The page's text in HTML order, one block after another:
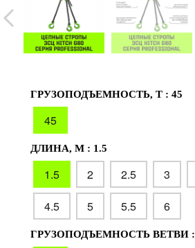
ГРУЗОПОДЪЕМНОСТЬ, Т : 45
45
ДЛИНА, М : 1.5
1.5 2 2.5 3
4.5
5 5.5 6
ГРУЗОПОДЪЕМНОСТЬ ВЕТВИ :